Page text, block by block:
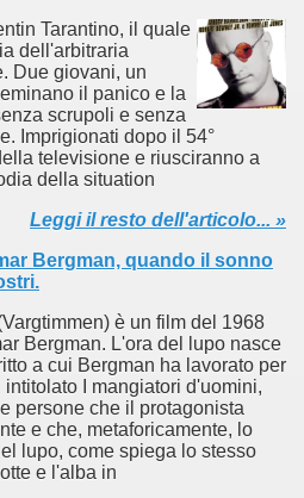
Tarantino, il quale
dell'arbitraria
Due giovani, un
il panico e la
scrupoli e senza
Imprigionati dopo il 54°
televisione e riusciranno a
della situation
Leggi il resto dell'articolo... »
Bergman, quando il sonno
è un film del 1968
Bergman. L'ora del lupo nasce
a cui Bergman ha lavorato per
intitolato I mangiatori d'uomini,
persone che il protagonista
e che, metaforicamente, lo
lupo, come spiega lo stesso
e l'alba in